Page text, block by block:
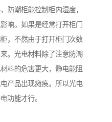
防潮柜能控制柜内湿度，
响。如果是经常打开柜门
，不然由于打开柜门次数
。光电材料除了注意防潮
料的危害更大，静电能阻
产品出现瘫痪。所以光电
功能才行。